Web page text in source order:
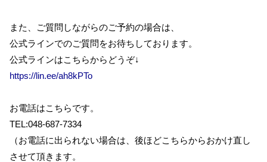
また、ご質問しながらのご予約の場合は、
公式ラインでのご質問をお待ちしております。
公式ラインはこちらからどうぞ↓
https://lin.ee/ah8kPTo
お電話はこちらです。
TEL:048-687-7334
（お電話に出られない場合は、後ほどこちらからおかけ直し
させて頂きます。